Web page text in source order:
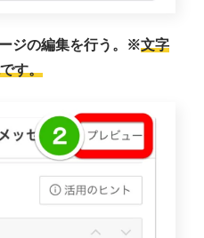
ジの編集を行う。※文字
す。